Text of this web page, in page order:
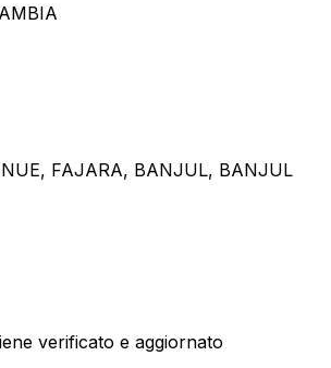
FAJARA, BANJUL, BANJUL
verificato e aggiornato